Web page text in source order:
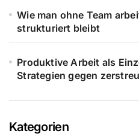
Wie man ohne Team
strukturiert bleibt
Produktive Arbeit als
Strategien gegen
Kategorien